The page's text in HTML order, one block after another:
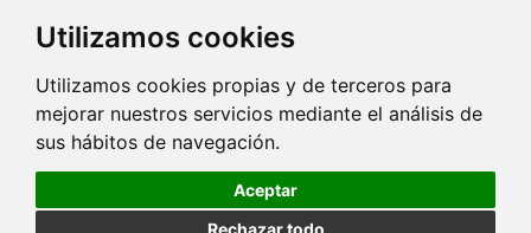
Utilizamos cookies
Utilizamos cookies propias y de terceros para
mejorar nuestros servicios mediante el análisis de
sus hábitos de navegación.
Aceptar
Rechazar todo
Síguenos en...
Contacto
Av. Monforte de Lemos, 3-5. Pabellón 11. Planta 0 28029 Madrid
info@ciberisciii.es